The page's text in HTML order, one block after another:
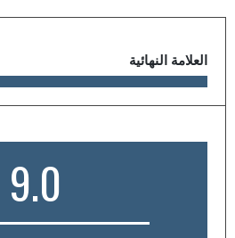
العلامة النهائية
9.0